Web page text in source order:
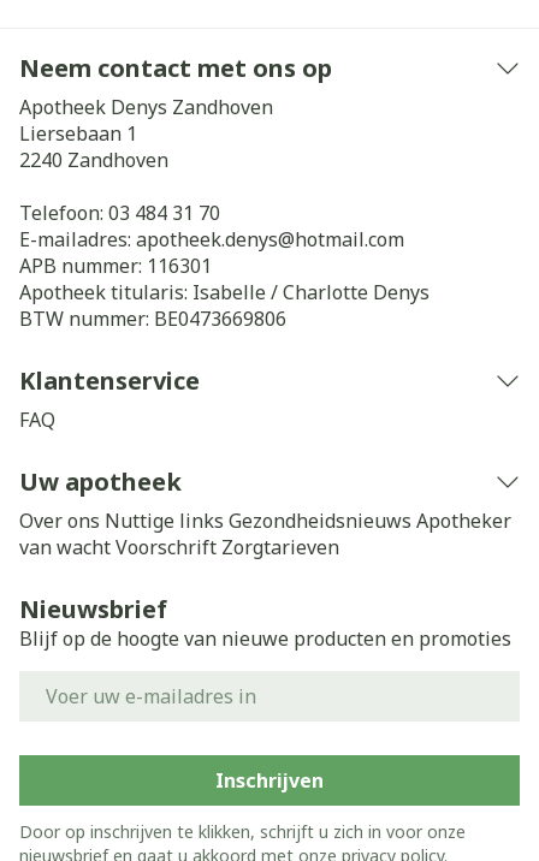
Neem contact met ons op
Apotheek Denys Zandhoven
Liersebaan 1
2240 Zandhoven
Telefoon: 03 484 31 70
E-mailadres: apotheek.denys@hotmail.com
APB nummer: 116301
Apotheek titularis: Isabelle / Charlotte Denys
BTW nummer: BE0473669806
Klantenservice
FAQ
Uw apotheek
Over ons Nuttige links Gezondheidsnieuws Apotheker
van wachtVoorschrift Zorgtarieven
Nieuwsbrief
Blijf op de hoogte van nieuwe producten en promoties
Inschrijven
Door op inschrijven te klikken, schrijft u zich in voor onze
nieuwsbrief en gaat u akkoord met onze privacy policy.